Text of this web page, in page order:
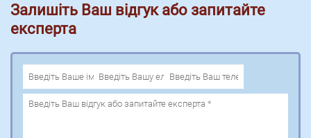
Залишіть Ваш відгук або запитайте
експерта